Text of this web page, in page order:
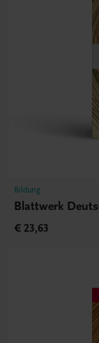
Bildung
Blattwerk
€ 23,63